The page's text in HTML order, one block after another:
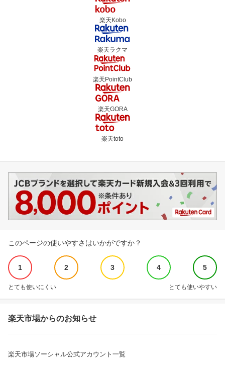
楽天Kobo
楽天ラクマ
楽天PointClub
楽天GORA
楽天toto
このページの使いやすさはいかがですか？
1 2 3 4 5
とても使いにくい とても使いやすい
楽天市場からのお知らせ
楽天市場ソーシャル公式アカウント一覧